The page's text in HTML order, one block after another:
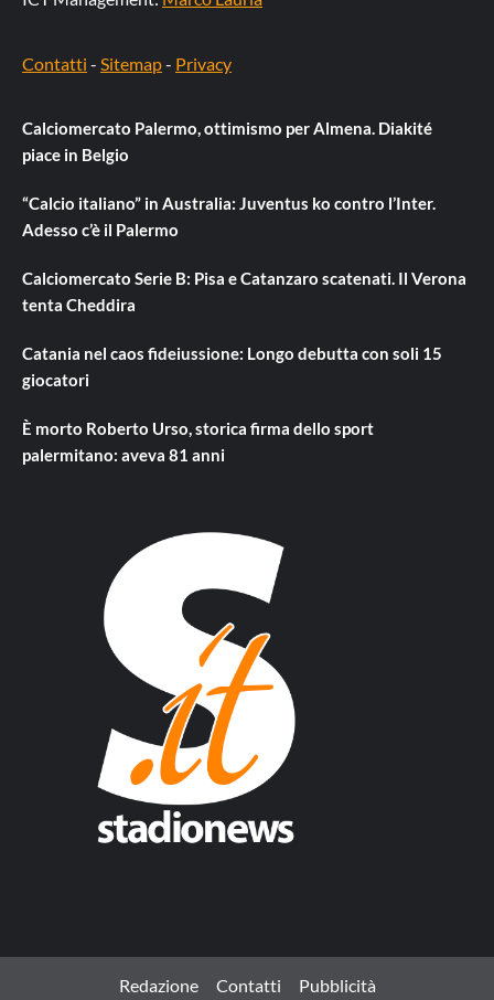
Contatti - Sitemap- Privacy
Calciomercato Palermo, ottimismo per Almena. Diakité
piace in Belgio
“Calcio italiano” in Australia: Juventus ko contro l’Inter.
Adesso c’è il Palermo
Calciomercato Serie B: Pisa e Catanzaro scatenati. Il Verona
tenta Cheddira
Catania nel caos fideiussione: Longo debutta con soli 15
giocatori
È morto Roberto Urso, storica firma dello sport
palermitano: aveva 81 anni
Redazione Contatti Pubblicità